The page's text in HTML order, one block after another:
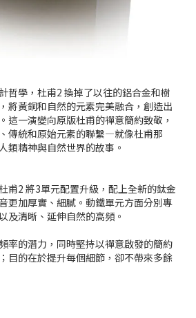
哲學，杜甫2 換掉了以往的鋁合金和樹
將黃銅和自然的元素完美融合，創造出
這一演變向原版杜甫的禪意簡約致敬，
傳統和原始元素的聯繫—就像杜甫那
類精神與自然世界的故事。
甫2 將3單元配置升級，配上全新的鈦金
更加厚實、細膩。動鐵單元方面分別專
及清晰、延伸自然的高頻。
率的潛力，同時堅持以禪意啟發的簡約
目的在於提升每個細節，卻不帶來多餘